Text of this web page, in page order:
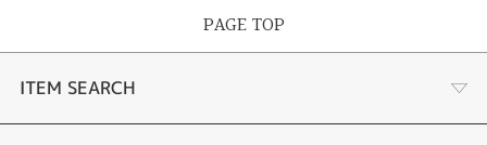
PAGE TOP
ITEM SEARCH